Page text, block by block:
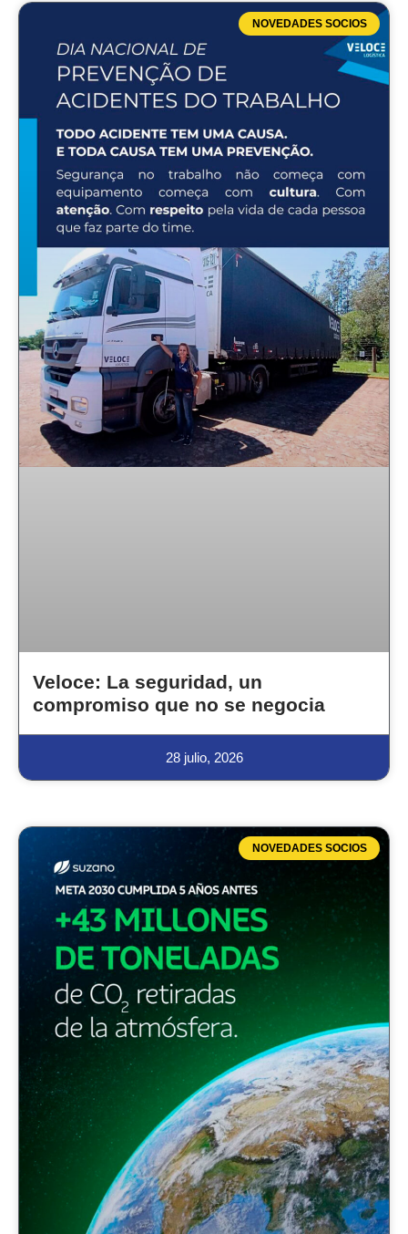
NOVEDADES SOCIOS
Veloce: La seguridad, un
compromiso que no se negocia
28 julio, 2026
NOVEDADES SOCIOS